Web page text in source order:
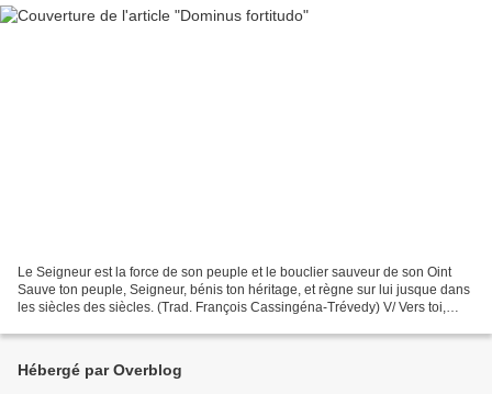
Le Seigneur est la force de son peuple et le bouclier sauveur de son Oint
Sauve ton peuple, Seigneur, bénis ton héritage, et règne sur lui jusque dans
les siècles des siècles. (Trad. François Cassingéna-Trévedy) V/ Vers toi,
Hébergé par Overblog